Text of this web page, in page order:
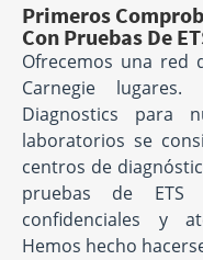
Primeros
Con Pruebas De
Ofrecemos una red
Carnegie
Diagnostics para
laboratorios se
centros de
pruebas de ETS
confidenciales y
Hemos hecho